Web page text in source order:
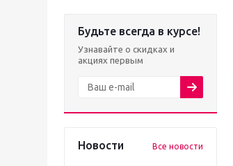
Будьте всегда в курсе!
Узнавайте о скидках и
акциях первым
Новости Все новости